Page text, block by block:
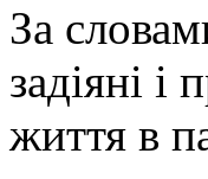
За
задіяні і
життя в